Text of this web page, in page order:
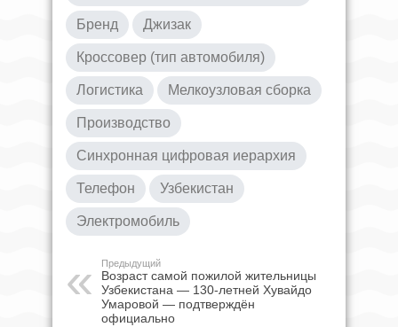
Бренд Джизак
Кроссовер (тип автомобиля)
Логистика Мелкоузловая сборка
Производство
Синхронная цифровая иерархия
Телефон Узбекистан
Электромобиль
Предыдущий
Возраст самой пожилой жительницы
Узбекистана — 130-летней Хувайдо
Умаровой — подтверждён
официально